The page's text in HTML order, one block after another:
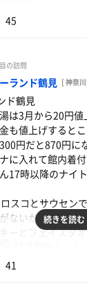
ーうどんってもう
、悪くはないと
もない。その内無
ができる前に食
ラーメンとドリン
ンも。昼ごはん
ングで休憩。
うひと風呂入っ
席は私1人。こん
うん、さすが平
らたかの湯じゃ耐
ロウリュは強目
余韻を味わってい
マット交換の時
この後若旦那が
しき人達が話を
気もする。
を終えて脱衣所の
て2セット目に入
えるのではいる
ってサ室に入る
だろうか？コーラ
いつものように露
露天温泉。炭酸
われるが、この
あつ湯炭酸泉に
。表面の水気が全
らサ室へ。入口
室内は5人くらい
理をせずに下段
やんちゃな右側
しぶりの水風呂
夜になってから寒
45
の訪問
ランド鶴見 [ 神奈
ド鶴見
は3月から20円
も値上げすると
円だと870円に
に入れて館内着
17時以降のナイト
スコとサウセン
ないからサ室で
ーとフェイスタ
のか？刺繍入と
感じはするが待
続きを読む
41